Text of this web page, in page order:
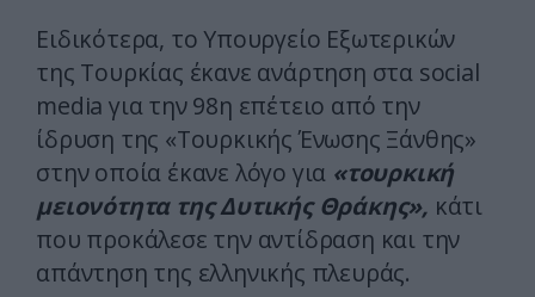
Ειδικότερα, το Υπουργείο Εξωτερικών
της Τουρκίας έκανε ανάρτηση στα social
media για την 98η επέτειο από την
ίδρυση της «Τουρκικής Ένωσης Ξάνθης»
στην οποία έκανε λόγο για «τουρκική
μειονότητα της Δυτικής Θράκης», κάτι
που προκάλεσε την αντίδραση και την
απάντηση της ελληνικής πλευράς.